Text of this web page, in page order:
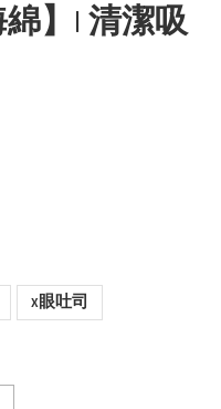
綿】| 清潔吸
x眼吐司